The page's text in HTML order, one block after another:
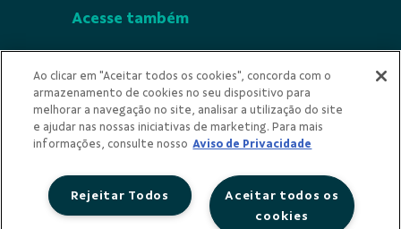
Acesse também
Indícios de Ilicitude
Privacidade
Ao clicar em "Aceitar todos os cookies", concorda com o
armazenamento de cookies no seu dispositivo para
melhorar a navegação no site, analisar a utilização do site
e ajudar nas nossas iniciativas de marketing. Para mais
informações, consulte nosso Aviso de Privacidade
Aceitar todos os
cookies
Rejeitar Todos